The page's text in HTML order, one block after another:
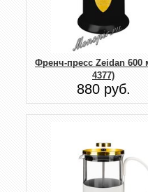
Френч-пресс Zeidan 600
4377)
880 руб.